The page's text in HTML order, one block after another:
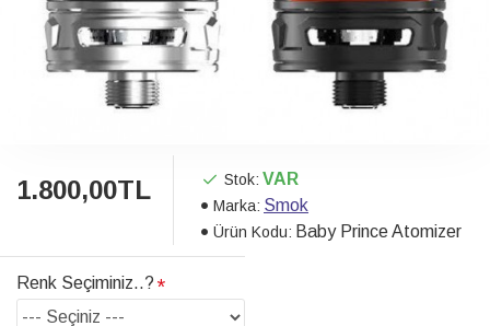
1.800,00TL Stok: VAR
Marka: Smok
Ürün Kodu: Baby Prince Atomizer
Renk Seçiminiz..?